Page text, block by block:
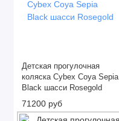
Детская прогулочная
коляска Cybex Coya Sepia
Black шасси Rosegold
71200 руб